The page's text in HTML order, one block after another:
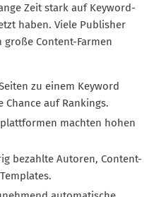
Zeit stark auf Keyword-
haben. Viele Publisher
Content-Farmen
zu einem Keyword
auf Rankings.
machten hohen
bezahlte Autoren, Content-